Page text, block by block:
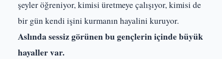
şeyler öğreniyor, kimisi üretmeye çalışıyor, kimisi de
bir gün kendi işini kurmanın hayalini kuruyor.
Aslında sessiz görünen bu gençlerin içinde büyük
hayaller var.